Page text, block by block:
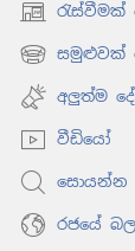
(opens
new
window)
සමුළුවක්
(opens
new
window)
අලුත්ම
වීඩියෝ
සොයන්න
රජයේ